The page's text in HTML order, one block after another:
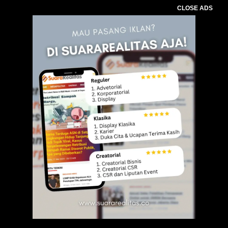
CLOSE ADS